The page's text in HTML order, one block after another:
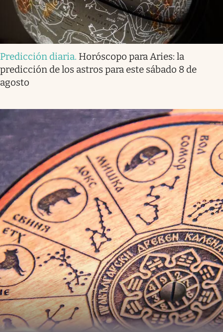
Predicción diaria. Horóscopo para Aries: la
predicción de los astros para este sábado 8 de
agosto